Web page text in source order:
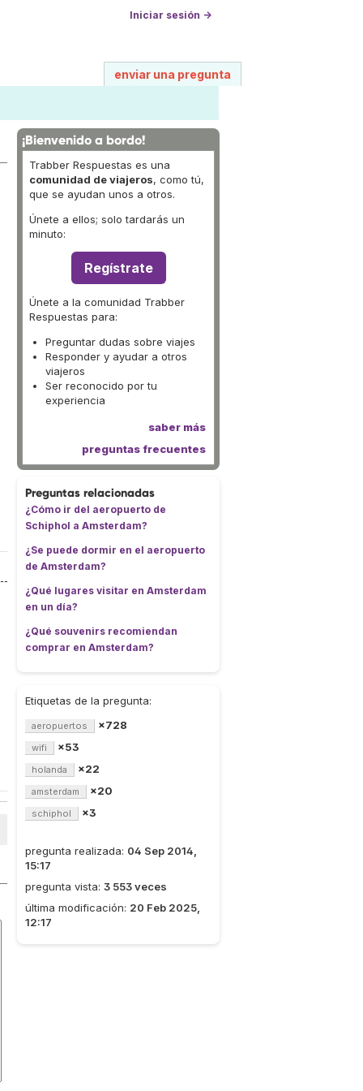
Iniciar sesión →
enviar una pregunta
¡Bienvenido a bordo!
Trabber Respuestas es una
comunidad de viajeros, como tú,
que se ayudan unos a otros.
Únete a ellos; solo tardarás un
minuto:
Regístrate
Únete a la comunidad Trabber
Respuestas para:
Preguntar dudas sobre viajes
Responder y ayudar a otros
viajeros
Ser reconocido por tu
experiencia
saber más
preguntas frecuentes
Preguntas relacionadas
¿Cómo ir del aeropuerto de
Schiphol a Amsterdam?
¿Se puede dormir en el aeropuerto
de Amsterdam?
¿Qué lugares visitar en Amsterdam
en un día?
¿Qué souvenirs recomiendan
comprar en Amsterdam?
Etiquetas de la pregunta:
aeropuertos ×728
wifi ×53
holanda ×22
amsterdam ×20
schiphol ×3
pregunta realizada: 04 Sep 2014,
15:17
pregunta vista: 3 553 veces
última modificación: 20 Feb 2025,
12:17